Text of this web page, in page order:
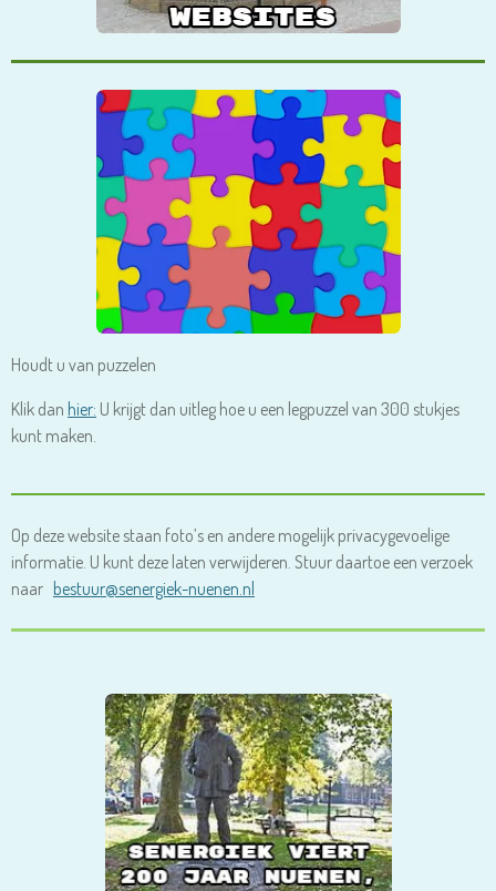
Houdt u van puzzelen
Klik dan hier: U krijgt dan uitleg hoe u een legpuzzel van 300 stukjes
kunt maken.
Op deze website staan foto’s en andere mogelijk privacygevoelige
informatie. U kunt deze laten verwijderen. Stuur daartoe een verzoek
naar bestuur@senergiek-nuenen.nl